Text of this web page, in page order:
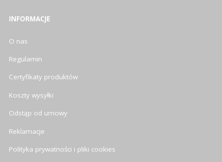
INFORMACJE
O nas
Regulamin
Certyfikaty produktów
Koszty wysyłki
Odstąp od umowy
Reklamacje
Polityka prywatności i pliki cookies